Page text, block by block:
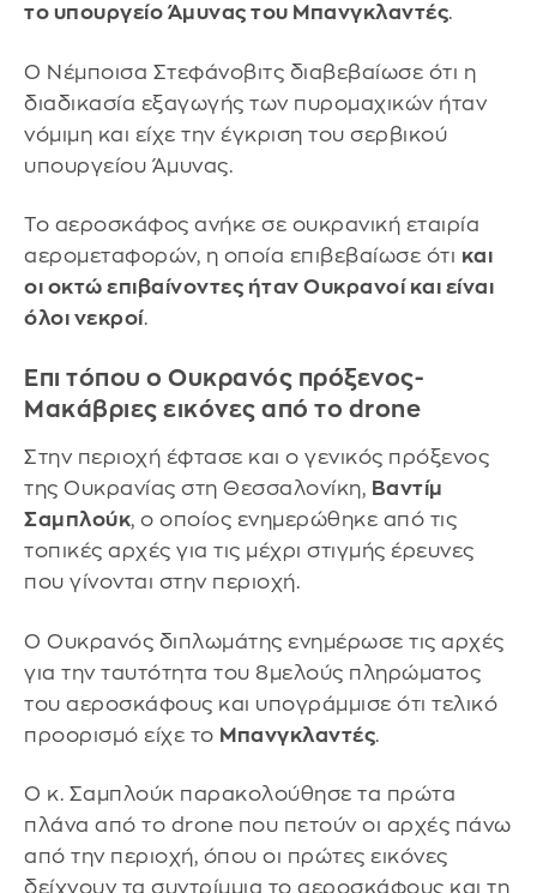
το υπουργείο Άμυνας του Μπανγκλαντές.
Ο Νέμποισα Στεφάνοβιτς διαβεβαίωσε ότι η
διαδικασία εξαγωγής των πυρομαχικών ήταν
νόμιμη και είχε την έγκριση του σερβικού
υπουργείου Άμυνας.
Το αεροσκάφος ανήκε σε ουκρανική εταιρία
αερομεταφορών, η οποία επιβεβαίωσε ότι και
οι οκτώ επιβαίνοντες ήταν Ουκρανοί και είναι
όλοι νεκροί.
Επι τόπου ο Ουκρανός πρόξενος-
Μακάβριες εικόνες από το drone
Στην περιοχή έφτασε και ο γενικός πρόξενος
της Ουκρανίας στη Θεσσαλονίκη, Βαντίμ
Σαμπλούκ, ο οποίος ενημερώθηκε από τις
τοπικές αρχές για τις μέχρι στιγμής έρευνες
που γίνονται στην περιοχή.
Ο Ουκρανός διπλωμάτης ενημέρωσε τις αρχές
για την ταυτότητα του 8μελούς πληρώματος
του αεροσκάφους και υπογράμμισε ότι τελικό
προορισμό είχε το Μπανγκλαντές.
Ο κ. Σαμπλούκ παρακολούθησε τα πρώτα
πλάνα από το drone που πετούν οι αρχές πάνω
από την περιοχή, όπου οι πρώτες εικόνες
δείχνουν τα συντρίμμια το αεροσκάφους και τη